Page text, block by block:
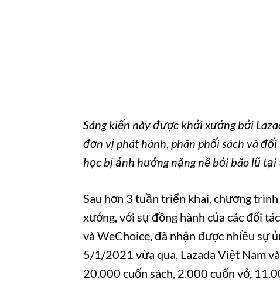
Sáng kiến ​​này được khởi xướng bởi
đơn vị phát hành, phân phối sách và
học bị ảnh hưởng nặng nề bởi bão lũ
Sau hơn 3 tuần triển khai, chương trình
xướng, với sự đồng hành của các đối
và WeChoice, đã nhận được nhiều sự
5/1/2021 vừa qua, Lazada Việt Nam
20.000 cuốn sách, 2.000 cuốn vở,